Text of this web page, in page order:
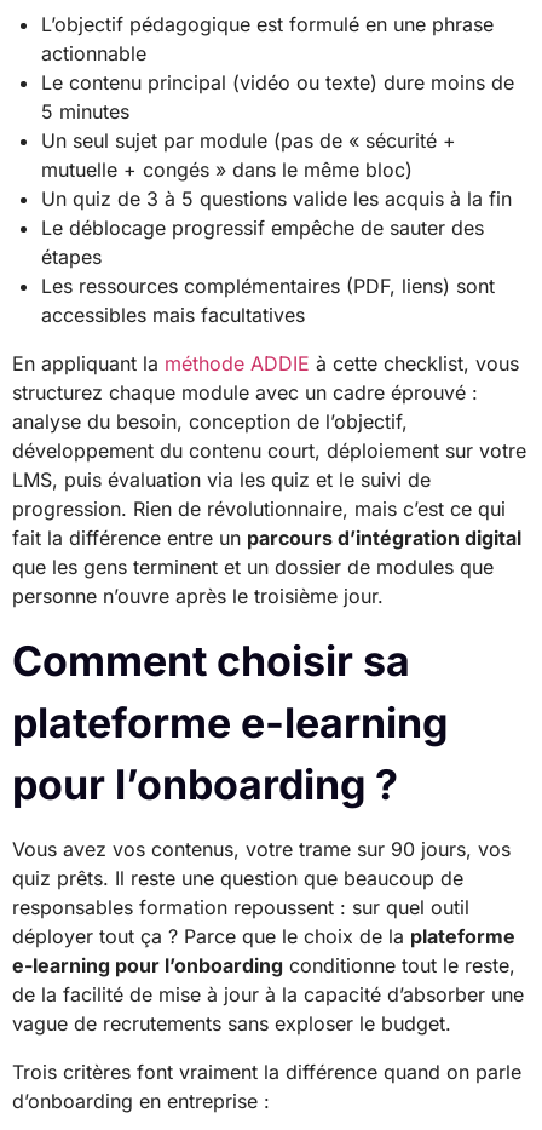
L’objectif pédagogique est formulé en une phrase
actionnable
Le contenu principal (vidéo ou texte) dure moins de
5 minutes
Un seul sujet par module (pas de « sécurité +
mutuelle + congés » dans le même bloc)
Un quiz de 3 à 5 questions valide les acquis à la fin
Le déblocage progressif empêche de sauter des
étapes
Les ressources complémentaires (PDF, liens) sont
accessibles mais facultatives
En appliquant la méthode ADDIE à cette checklist, vous
structurez chaque module avec un cadre éprouvé :
analyse du besoin, conception de l’objectif,
développement du contenu court, déploiement sur votre
LMS, puis évaluation via les quiz et le suivi de
progression. Rien de révolutionnaire, mais c’est ce qui
fait la différence entre un parcours d’intégration digital
que les gens terminent et un dossier de modules que
personne n’ouvre après le troisième jour.
Comment choisir sa
plateforme e-learning
pour l’onboarding ?
Vous avez vos contenus, votre trame sur 90 jours, vos
quiz prêts. Il reste une question que beaucoup de
responsables formation repoussent : sur quel outil
déployer tout ça ? Parce que le choix de la plateforme
e-learning pour l’onboarding conditionne tout le reste,
de la facilité de mise à jour à la capacité d’absorber une
vague de recrutements sans exploser le budget.
Trois critères font vraiment la différence quand on parle
d’onboarding en entreprise :